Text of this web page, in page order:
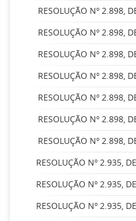
RESOLUÇÃO Nº 2.898,
RESOLUÇÃO Nº 2.898,
RESOLUÇÃO Nº 2.898,
RESOLUÇÃO Nº 2.898,
RESOLUÇÃO Nº 2.898,
RESOLUÇÃO Nº 2.898,
RESOLUÇÃO Nº 2.898,
RESOLUÇÃO Nº 2.935,
RESOLUÇÃO Nº 2.935,
RESOLUÇÃO Nº 2.935,